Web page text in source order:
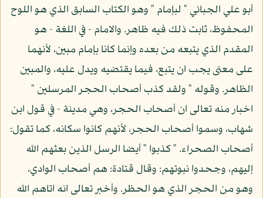
أبو علي الجبائي " لبإمام " وهو الكتاب السابق الذي هو اللوح
المحفوظ، ثابت ذلك فيه ظاهر. والامام - في اللغة - هو
المقدم الذي يتبعه من بعده وإنما كانا بإمام مبين، لأنهما
على معنى يجب ان يتبع، فيما يقتضيه ويدل عليه، والمبين
الظاهر. وقوله " ولقد كذب أصحاب الحجر المرسلين "
اخبار منه تعالى ان أصحاب الحجر، وهي مدينة - في قول ابن
شهاب، وسموا أصحاب الحجر، لأنهم كانوا سكانه، كما تقول:
أصحاب الصحراء. " كذبوا " أيضا الرسل الذين بعثهم الله
إليهم، وجحدوا نبوتهم: وقال قتادة: هم أصحاب الوادي،
وهو من الحجر الذي هو الحظر. وأخبر تعالى انه اتاهم الله